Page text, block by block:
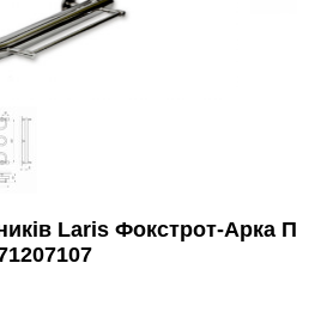
Laris Фокстрот-Арка П